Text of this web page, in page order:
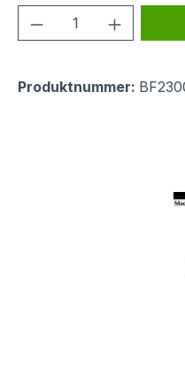
Produkt Anzahl:
Produktnummer: